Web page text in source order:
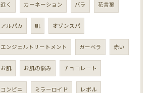
近く カーネーション バラ 花言葉
アルパカ 肌 オゾンスパ
エンジェルトリートメント ガーベラ 赤い
お肌 お肌の悩み チョコレート
コンビニ ミラーロイド レボル